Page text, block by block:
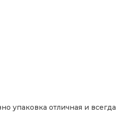
упаковка отличная и всегда